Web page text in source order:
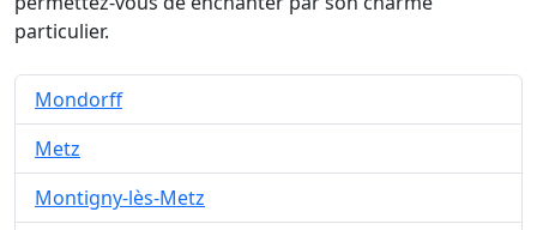
particulier.
Mondorff
Metz
Montigny-lès-Metz